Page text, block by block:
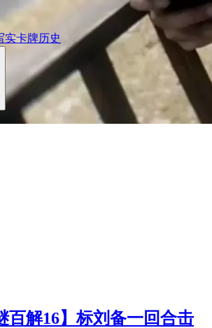
实卡牌历史
百解16】标刘备一回合击